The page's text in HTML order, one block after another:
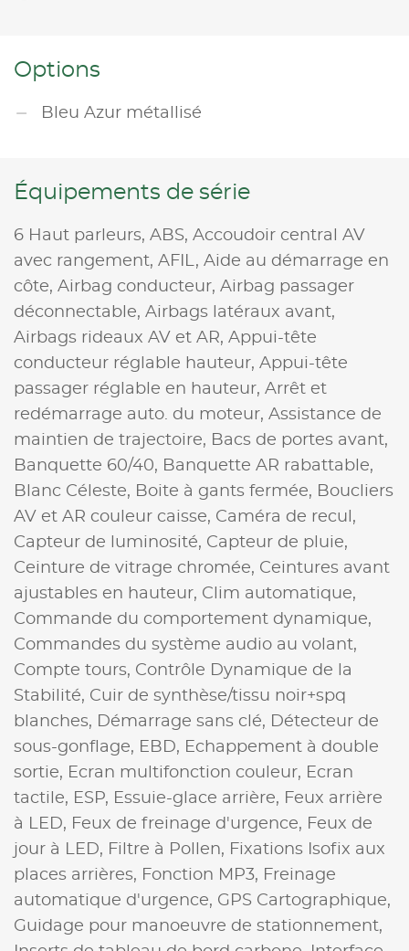
Options
Bleu Azur métallisé
Équipements de série
6 Haut parleurs, ABS, Accoudoir central AV
avec rangement, AFIL, Aide au démarrage en
côte, Airbag conducteur, Airbag passager
déconnectable, Airbags latéraux avant,
Airbags rideaux AV et AR, Appui-tête
conducteur réglable hauteur, Appui-tête
passager réglable en hauteur, Arrêt et
redémarrage auto. du moteur, Assistance de
maintien de trajectoire, Bacs de portes avant,
Banquette 60/40, Banquette AR rabattable,
Blanc Céleste, Boite à gants fermée, Boucliers
AV et AR couleur caisse, Caméra de recul,
Capteur de luminosité, Capteur de pluie,
Ceinture de vitrage chromée, Ceintures avant
ajustables en hauteur, Clim automatique,
Commande du comportement dynamique,
Commandes du système audio au volant,
Compte tours, Contrôle Dynamique de la
Stabilité, Cuir de synthèse/tissu noir+spq
blanches,
Démarrage sans clé,
Détecteur de
sous-gonflage, EBD, Echappement à double
sortie, Ecran multifonction couleur, Ecran
tactile, ESP, Essuie-glace arrière, Feux arrière
à LED, Feux de freinage d'urgence, Feux de
jour à LED, Filtre à Pollen, Fixations Isofix aux
places arrières, Fonction MP3, Freinage
automatique d'urgence, GPS Cartographique,
Guidage pour manoeuvre de stationnement,